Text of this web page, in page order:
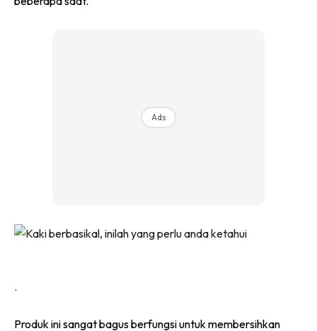
Ilham Impiana
Ads
.
Produk ini sangat bagus berfungsi untuk membersihkan